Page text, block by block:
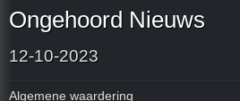
Ongehoord Nieuws
12-10-2023
Algemene waardering